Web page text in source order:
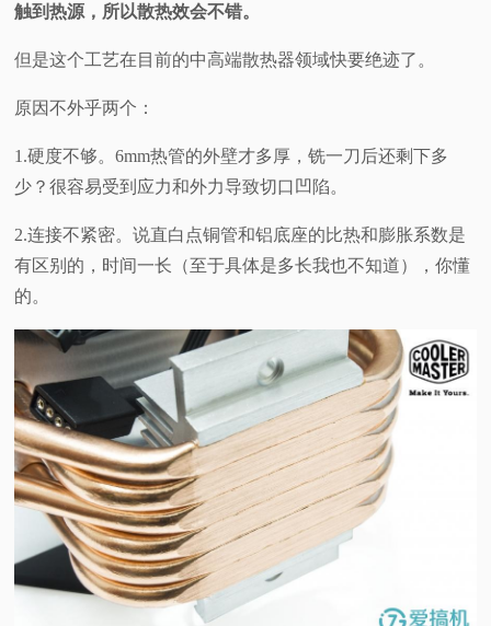
触到热源，所以散热效会不错。
但是这个工艺在目前的中高端散热器领域快要绝迹了。
原因不外乎两个：
1.硬度不够。6mm热管的外壁才多厚，铣一刀后还剩下多
少？很容易受到应力和外力导致切口凹陷。
2.连接不紧密。说直白点铜管和铝底座的比热和膨胀系数是
有区别的，时间一长（至于具体是多长我也不知道），你懂
的。